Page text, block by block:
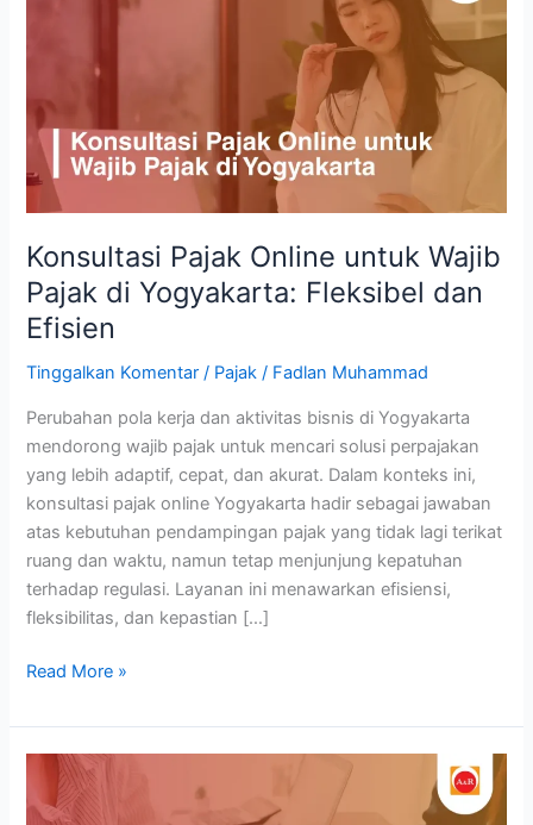
Konsultasi Pajak Online untuk Wajib
Pajak di Yogyakarta: Fleksibel dan
Efisien
Tinggalkan Komentar / Pajak / Fadlan Muhammad
Perubahan pola kerja dan aktivitas bisnis di Yogyakarta
mendorong wajib pajak untuk mencari solusi perpajakan
yang lebih adaptif, cepat, dan akurat. Dalam konteks ini,
konsultasi pajak online Yogyakarta hadir sebagai jawaban
atas kebutuhan pendampingan pajak yang tidak lagi terikat
ruang dan waktu, namun tetap menjunjung kepatuhan
terhadap regulasi. Layanan ini menawarkan efisiensi,
fleksibilitas, dan kepastian […]
Pajak
di
Yogyakarta:
Fleksibel
dan
Efisien
Read More »
Pendampingan